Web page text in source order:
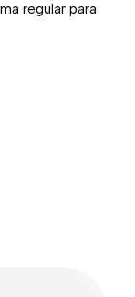
regular para